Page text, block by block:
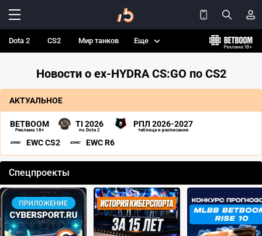
Dota 2 CS2 Мир танков Еще
Новости о ex-HYDRA CS:GO по CS2
АКТУАЛЬНОЕ
BETBOOM
Реклама 18+
TI 2026
по Dota 2
РПЛ 2026-2027
таблица и расписание
EWC CS2 EWC R6
Спецпроекты